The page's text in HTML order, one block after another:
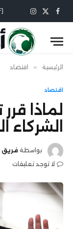
فيسبوك
X
(Twitter)
الانستغرام [current_date format="l j F"]
الرئيسية » اقتصاد
اقتصاد
لماذا
الشركاء
بواسطة فريق
لا توجد تعليقات